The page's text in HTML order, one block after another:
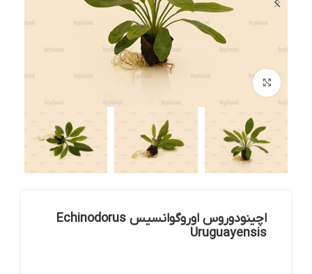
بزرگنمایی تصویر
اچینودوروس اوروگوانسیس Echinodorus
Uruguayensis